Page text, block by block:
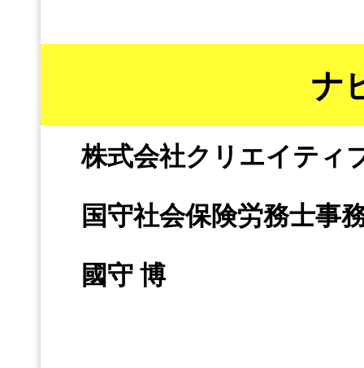
ナ
株式会社クリエイテ
国守社会保険労務士事
國守 博